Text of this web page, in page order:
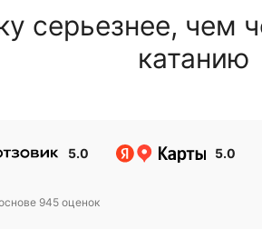
серьезнее, чем
катанию
5.0 5.0
945 оценок